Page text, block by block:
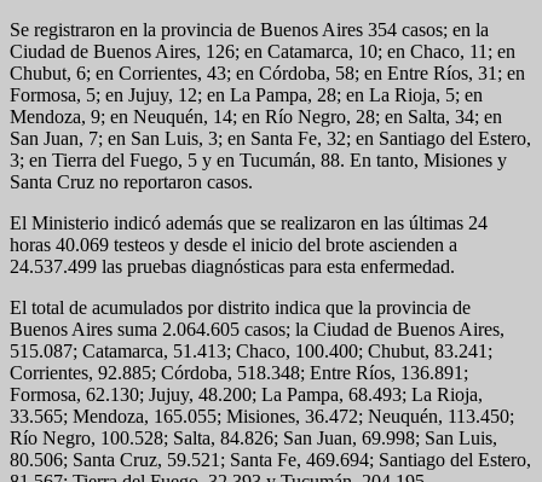
Se registraron en la provincia de Buenos Aires 354 casos; en la
Ciudad de Buenos Aires, 126; en Catamarca, 10; en Chaco, 11; en
Chubut, 6; en Corrientes, 43; en Córdoba, 58; en Entre Ríos, 31; en
Formosa, 5; en Jujuy, 12; en La Pampa, 28; en La Rioja, 5; en
Mendoza, 9; en Neuquén, 14; en Río Negro, 28; en Salta, 34; en
San Juan, 7; en San Luis, 3; en Santa Fe, 32; en Santiago del Estero,
3; en Tierra del Fuego, 5 y en Tucumán, 88. En tanto, Misiones y
Santa Cruz no reportaron casos.
El Ministerio indicó además que se realizaron en las últimas 24
horas 40.069 testeos y desde el inicio del brote ascienden a
24.537.499 las pruebas diagnósticas para esta enfermedad.
El total de acumulados por distrito indica que la provincia de
Buenos Aires suma 2.064.605 casos; la Ciudad de Buenos Aires,
515.087; Catamarca, 51.413; Chaco, 100.400; Chubut, 83.241;
Corrientes, 92.885; Córdoba, 518.348; Entre Ríos, 136.891;
Formosa, 62.130; Jujuy, 48.200; La Pampa, 68.493; La Rioja,
33.565; Mendoza, 165.055; Misiones, 36.472; Neuquén, 113.450;
Río Negro, 100.528; Salta, 84.826; San Juan, 69.998; San Luis,
80.506; Santa Cruz, 59.521; Santa Fe, 469.694; Santiago del Estero,